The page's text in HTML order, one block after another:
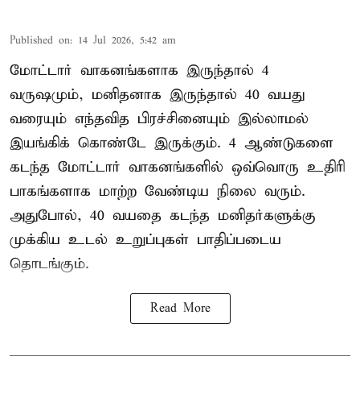
Published on: 14 Jul 2026, 5:42 am
மோட்டார் வாகனங்களாக இருந்தால் 4
வருஷமும், மனிதனாக இருந்தால் 40 வயது
வரையும் எந்தவித பிரச்சினையும் இல்லாமல்
இயங்கிக் கொண்டே இருக்கும். 4 ஆண்டுகளை
கடந்த மோட்டார் வாகனங்களில் ஒவ்வொரு உதிரி
பாகங்களாக மாற்ற வேண்டிய நிலை வரும்.
அதுபோல், 40 வயதை கடந்த மனிதர்களுக்கு
முக்கிய உடல் உறுப்புகள் பாதிப்படைய
தொடங்கும்.
Read More